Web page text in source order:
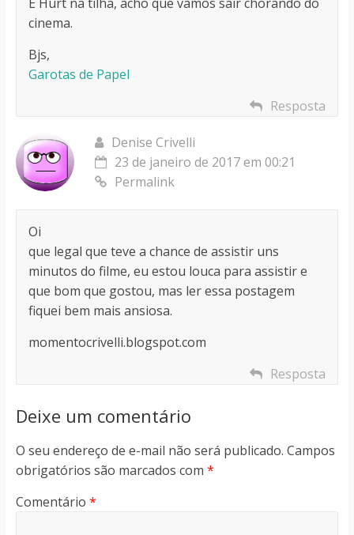
E Hurt na tilha, acho que vamos sair chorando do
cinema.
Bjs,
Garotas de Papel
Resposta
Denise Crivelli
23 de janeiro de 2017 em 00:21
Permalink
Oi
que legal que teve a chance de assistir uns
minutos do filme, eu estou louca para assistir e
que bom que gostou, mas ler essa postagem
fiquei bem mais ansiosa.
momentocrivelli.blogspot.com
Resposta
Deixe um comentário
O seu endereço de e-mail não será publicado. Campos
obrigatórios são marcados com *
Comentário *